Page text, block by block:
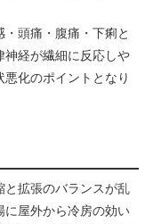
頭痛・腹痛・下痢と
神経が繊細に反応しや
化のポイントとなり
と拡張のバランスが乱
に屋外から冷房の効い